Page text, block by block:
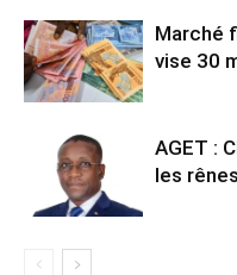
Marché
vise 30
AGET :
les